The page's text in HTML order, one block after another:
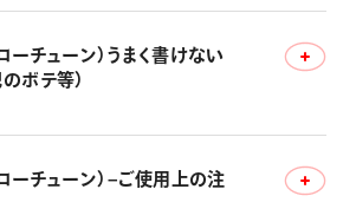
ーチューン）うまく書けない
ボテ等）
ーン）うまく書けない（かすれる、筆
ーチューン）–ご使用上の注